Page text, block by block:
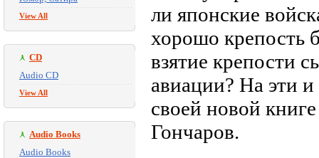
View All
CD
Audio CD
View All
Audio Books
Audio Books
ли японские
хорошо крепость
взятие крепости
авиации? На эти
своей новой
Гончаров.